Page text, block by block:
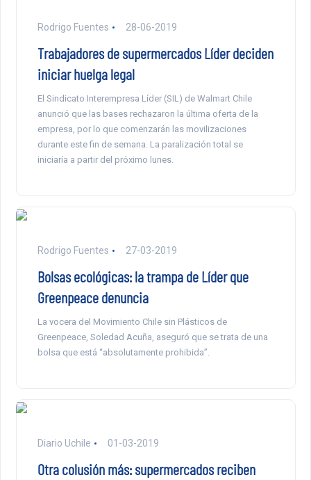
Rodrigo Fuentes 28-06-2019
Trabajadores de supermercados Líder deciden
iniciar huelga legal
El Sindicato Interempresa Líder (SIL) de Walmart Chile
anunció que las bases rechazaron la última oferta de la
empresa, por lo que comenzarán las movilizaciones
durante este fin de semana. La paralización total se
iniciaría a partir del próximo lunes.
Rodrigo Fuentes 27-03-2019
Bolsas ecológicas: la trampa de Líder que
Greenpeace denuncia
La vocera del Movimiento Chile sin Plásticos de
Greenpeace, Soledad Acuña, aseguró que se trata de una
bolsa que está “absolutamente prohibida”.
Diario Uchile 01-03-2019
Otra colusión más: supermercados reciben